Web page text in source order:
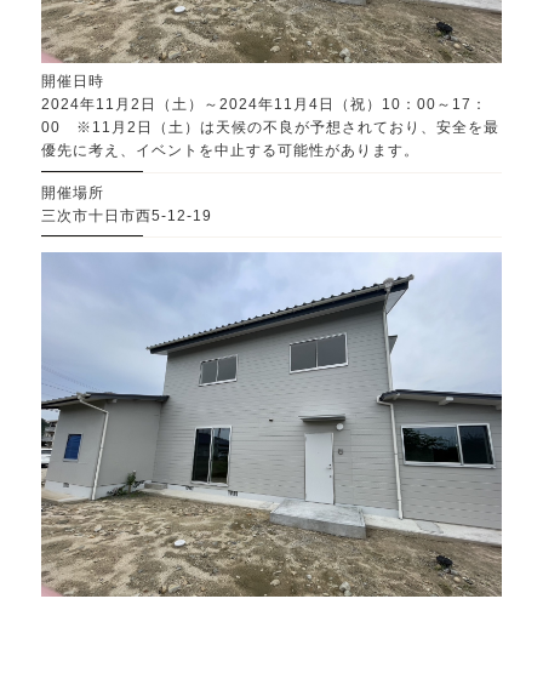
開催日時
2024年11月2日（土）～2024年11月4日（祝）10：00～17：
00 ※11月2日（土）は天候の不良が予想されており、安全を最
優先に考え、イベントを中止する可能性があります。
開催場所
三次市十日市西5-12-19